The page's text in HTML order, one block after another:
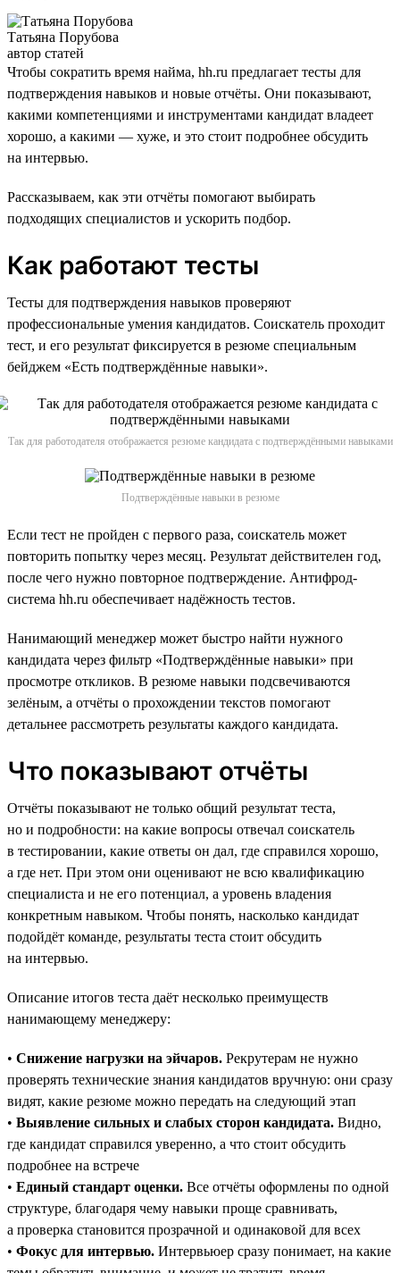
Татьяна Порубова
автор статей
Чтобы сократить время найма, hh.ru предлагает тесты для
подтверждения навыков и новые отчёты. Они показывают,
какими компетенциями и инструментами кандидат владеет
хорошо, а какими — хуже, и это стоит подробнее обсудить
на интервью.
Рассказываем, как эти отчёты помогают выбирать
подходящих специалистов и ускорить подбор.
Как работают тесты
Тесты для подтверждения навыков проверяют
профессиональные умения кандидатов. Соискатель проходит
тест, и его результат фиксируется в резюме специальным
бейджем «Есть подтверждённые навыки».
Так для работодателя отображается резюме кандидата с подтверждёнными навыками
Подтверждённые навыки в резюме
Если тест не пройден с первого раза, соискатель может
повторить попытку через месяц. Результат действителен год,
после чего нужно повторное подтверждение. Антифрод-
система hh.ru обеспечивает надёжность тестов.
Нанимающий менеджер может быстро найти нужного
кандидата через фильтр «Подтверждённые навыки» при
просмотре откликов. В резюме навыки подсвечиваются
зелёным, а отчёты о прохождении текстов помогают
детальнее рассмотреть результаты каждого кандидата.
Что показывают отчёты
Отчёты показывают не только общий результат теста,
но и подробности: на какие вопросы отвечал соискатель
в тестировании, какие ответы он дал, где справился хорошо,
а где нет. При этом они оценивают не всю квалификацию
специалиста и не его потенциал, а уровень владения
конкретным навыком. Чтобы понять, насколько кандидат
подойдёт команде, результаты теста стоит обсудить
на интервью.
Описание итогов теста даёт несколько преимуществ
нанимающему менеджеру:
• Снижение нагрузки на эйчаров. Рекрутерам не нужно
проверять технические знания кандидатов вручную: они сразу
видят, какие резюме можно передать на следующий этап
• Выявление сильных и слабых сторон кандидата. Видно,
где кандидат справился уверенно, а что стоит обсудить
подробнее на встрече
• Единый стандарт оценки. Все отчёты оформлены по одной
структуре, благодаря чему навыки проще сравнивать,
а проверка становится прозрачной и одинаковой для всех
• Фокус для интервью. Интервьюер сразу понимает, на какие